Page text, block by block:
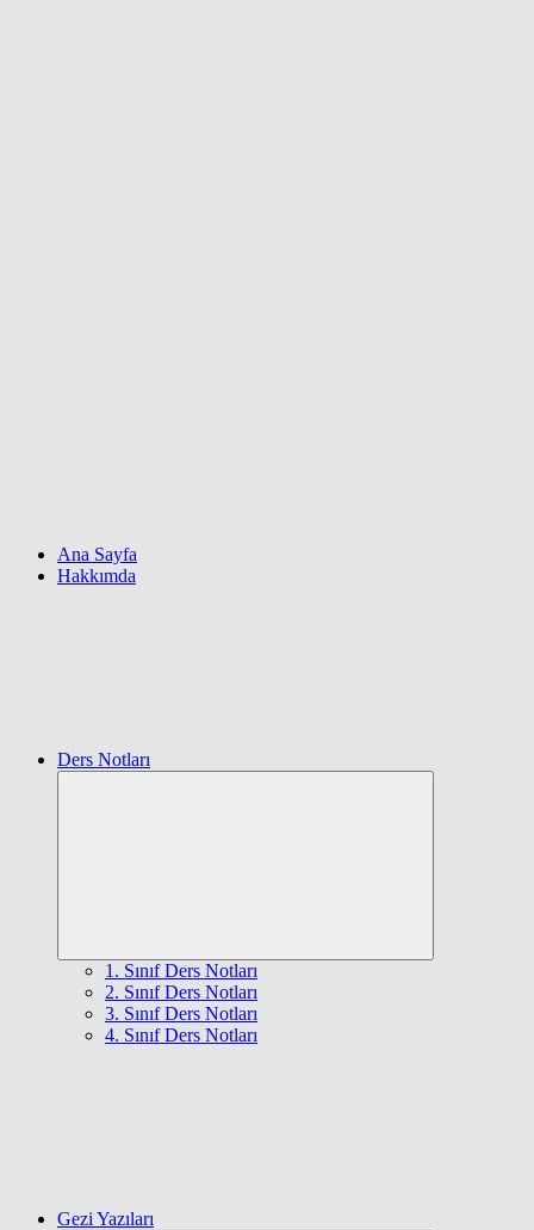
Ana Sayfa
Hakkımda
Ders Notları
1. Sınıf Ders Notları
2. Sınıf Ders Notları
3. Sınıf Ders Notları
4. Sınıf Ders Notları
Gezi Yazıları